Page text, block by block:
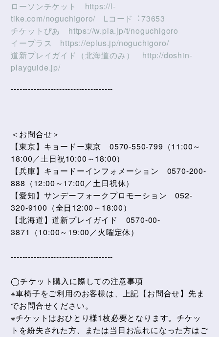
ローソンチケット https://l-
tike.com/noguchigoro/ Lコード︓73653
チケットぴあ https://w.pia.jp/t/noguchigoro
イープラス https://eplus.jp/noguchigoro/
道新プレイガイド（北海道のみ） http://doshin-
playguide.jp/
------------------------------------
＜お問合せ＞
【東京】キョードー東京 0570-550-799（11:00～
18:00／土日祝10:00～18:00）
【兵庫】キョードーインフォメーション 0570-200-
888（12:00～17:00／土日祝休）
【愛知】サンデーフォークプロモーション 052-
320-9100（全日12:00～18:00）
【北海道】道新プレイガイド 0570-00-
3871（10:00～19:00／火曜定休）
------------------------------------
◯チケット購入に際しての注意事項
※車椅子をご利用のお客様は、上記【お問合せ】先ま
でお問合せください。
※チケットはおひとり様1枚必要となります。チケッ
トを紛失された方、または当日お忘れになった方はご